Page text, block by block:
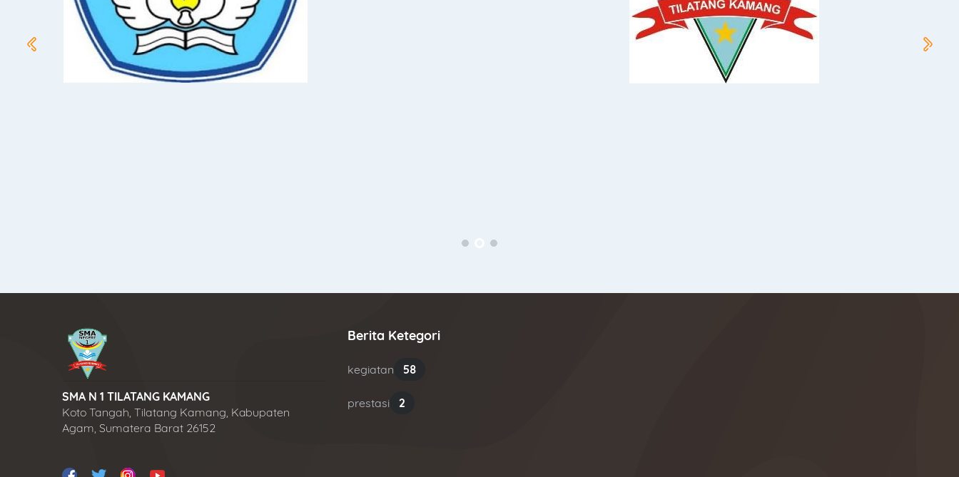
SMA N 1 TILATANG KAMANG
Koto Tangah, Tilatang Kamang, Kabupaten
Agam, Sumatera Barat 26152
Berita Ketegori
kegiatan 58
prestasi 2